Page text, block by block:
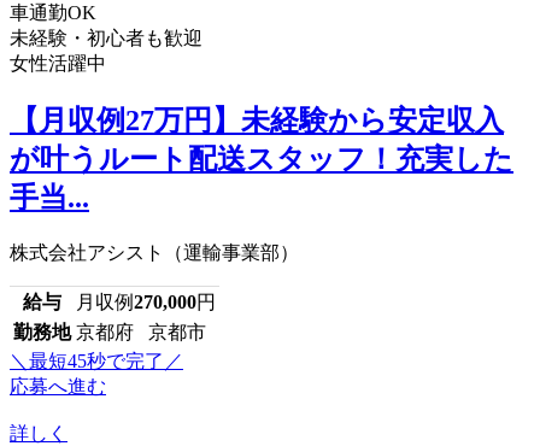
車通勤OK
未経験・初心者も歓迎
女性活躍中
【月収例27万円】未経験から安定収入
が叶うルート配送スタッフ！充実した
手当...
株式会社アシスト（運輸事業部）
給与 月収例270,000円
勤務地 京都府 京都市
＼最短45秒で完了／
応募へ進む
詳しく